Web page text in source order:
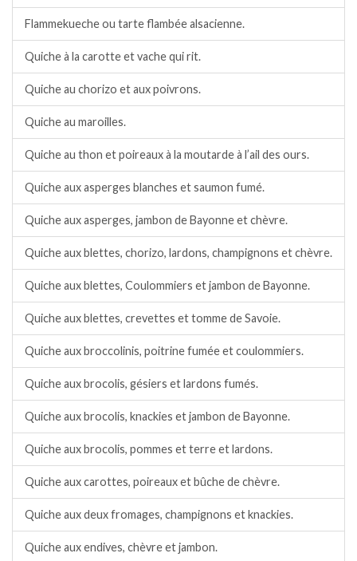
Flammekueche ou tarte flambée alsacienne.
Quiche à la carotte et vache qui rit.
Quiche au chorizo et aux poivrons.
Quiche au maroilles.
Quiche au thon et poireaux à la moutarde à l’ail des ours.
Quiche aux asperges blanches et saumon fumé.
Quiche aux asperges, jambon de Bayonne et chèvre.
Quiche aux blettes, chorizo, lardons, champignons et chèvre.
Quiche aux blettes, Coulommiers et jambon de Bayonne.
Quiche aux blettes, crevettes et tomme de Savoie.
Quiche aux broccolinis, poitrine fumée et coulommiers.
Quiche aux brocolis, gésiers et lardons fumés.
Quiche aux brocolis, knackies et jambon de Bayonne.
Quiche aux brocolis, pommes et terre et lardons.
Quiche aux carottes, poireaux et bûche de chèvre.
Quiche aux deux fromages, champignons et knackies.
Quiche aux endives, chèvre et jambon.